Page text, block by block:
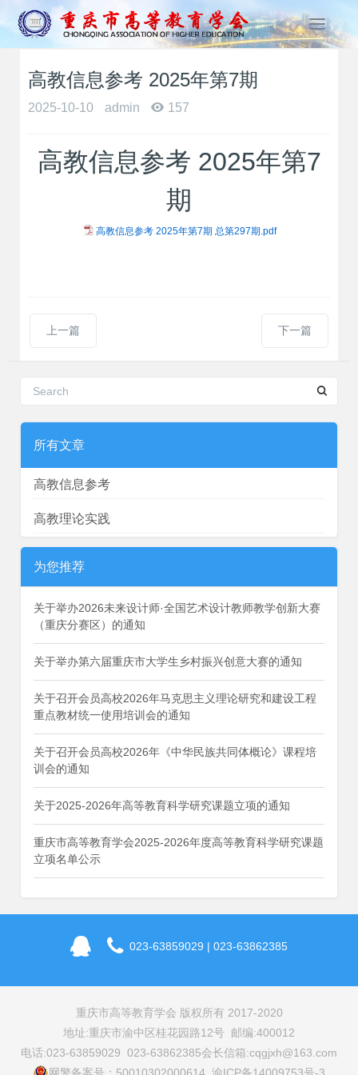
T
o
a
高教信息参考 2025年第7期
2025-10-10 admin 157
高教信息参考 2025年第7
期
高教信息参考 2025年第7期 总第297期.pdf
上一篇 下一篇
所有文章
高教信息参考
高教理论实践
为您推荐
关于举办2026未来设计师·全国艺术设计教师教学创新大赛
（重庆分赛区）的通知
关于举办第六届重庆市大学生乡村振兴创意大赛的通知
关于召开会员高校2026年马克思主义理论研究和建设工程
重点教材统一使用培训会的通知
关于召开会员高校2026年《中华民族共同体概论》课程培
训会的通知
关于2025-2026年高等教育科学研究课题立项的通知
重庆市高等教育学会2025-2026年度高等教育科学研究课题
立项名单公示
023-63859029 | 023-63862385
重庆市高等教育学会 版权所有 2017-2020
地址:重庆市渝中区桂花园路12号 邮编:400012
电话:023-63859029 023-63862385会长信箱:cqgjxh@163.com